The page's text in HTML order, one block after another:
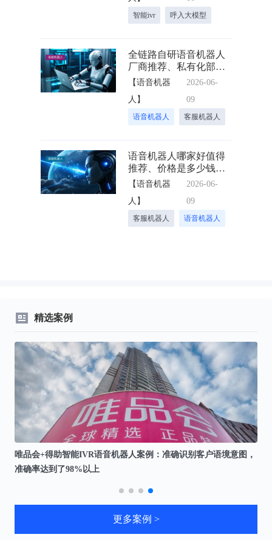
智能ivr 呼入大模型
全链路自研语音机器人
厂商推荐、私有化部署
智能IVR安全方案怎么
AI语音机器人哪家好？
【语音机器
人】
2026-06-
09
语音机器人 客服机器人
语音机器人哪家好值得
推荐、价格是多少钱、
好用吗值得购买吗、怎
【语音机器
人】
2026-06-
09
客服机器人 语音机器人
精选案例
唯品会+得助智能IVR语音机器人案例：准确识别客户语境意图，
准确率达到了98%以上
更多案例 >